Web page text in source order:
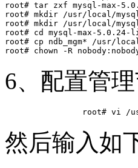
root# tar zxf mysql-max-
root# mkdir /usr/local/
root# mkdir /usr/local/
root# cd mysql-max-
root# cp ndb_mgm* /usr/
6、配置管
然后输入如